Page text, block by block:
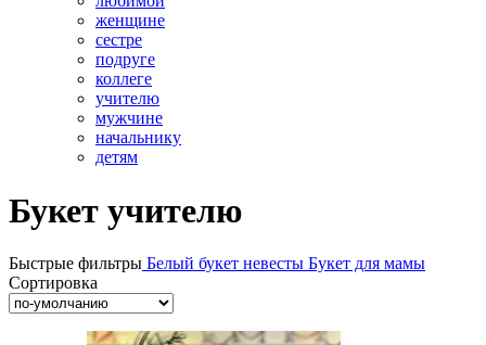
женщине
сестре
подруге
коллеге
учителю
мужчине
начальнику
детям
Букет учителю
Быстрые фильтры Белый букет невесты Букет для мамы
Сортировка